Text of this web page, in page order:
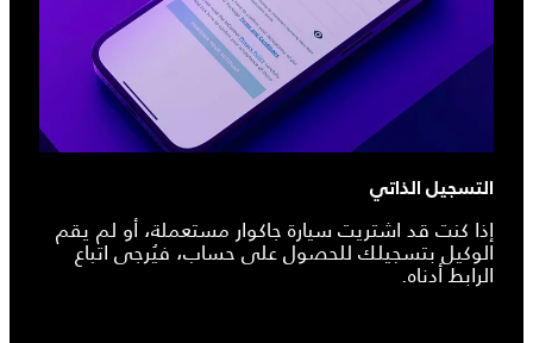
التسجيل الذاتي
إذا كنت قد اشتريت سيارة جاكوار مستعملة، أو لم يقم
الوكيل بتسجيلك للحصول على حساب، فيُرجى اتباع
الرابط أدناه.